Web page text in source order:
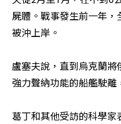
屍體。戰事發生前一年
被沖上岸。
盧塞夫說，直到烏克蘭
強力聲納功能的船艦駛離
葛丁和其他受訪的科學